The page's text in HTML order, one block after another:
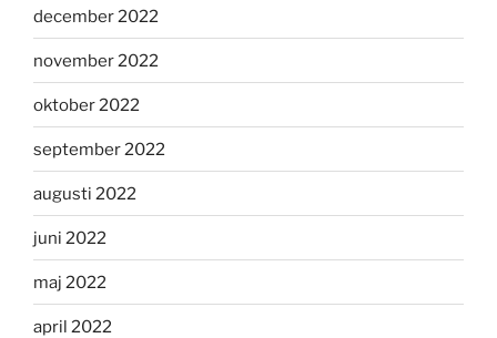
december 2022
november 2022
oktober 2022
september 2022
augusti 2022
juni 2022
maj 2022
april 2022